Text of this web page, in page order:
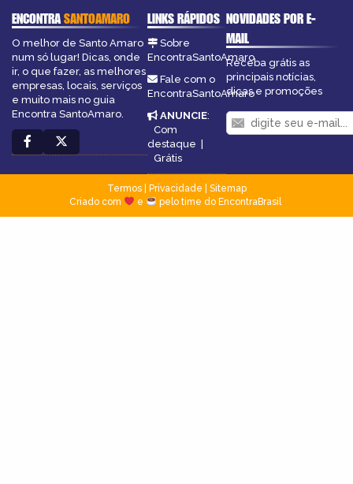
ENCONTRASANTOAMARO
O melhor de Santo Amaro
num só lugar! Dicas, onde
ir, o que fazer, as melhores
empresas, locais, serviços
e muito mais no guia
Encontra SantoAmaro.
LINKS RÁPIDOS
Sobre
EncontraSantoAmaro
Fale com o
EncontraSantoAmaro
ANUNCIE:
Com
destaque |
Grátis
NOVIDADES POR E-
MAIL
Receba grátis as
principais notícias,
dicas e promoções
Termos| Privacidade
Sitemap
Criado com
e pelo time do EncontraBrasil